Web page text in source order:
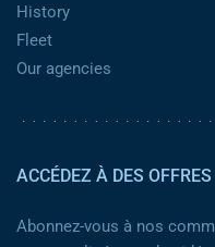
History
Fleet
Our agencies
ACCÉDEZ À DES
Abonnez-vous à nos